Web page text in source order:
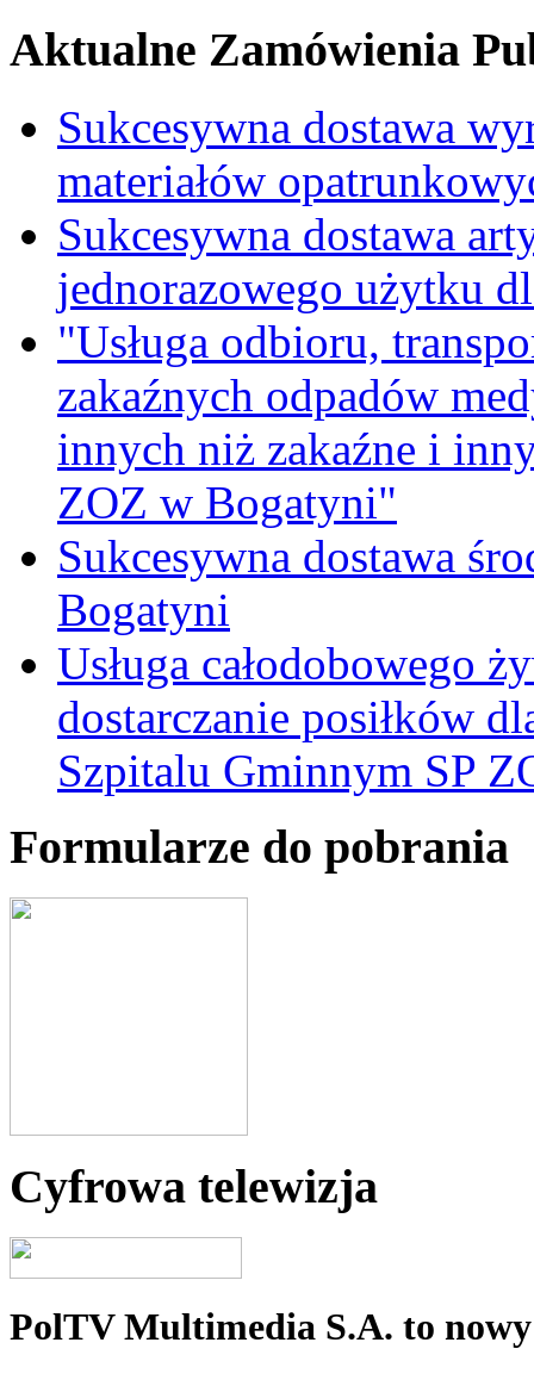
Aktualne Zamówienia
Sukcesywna dostawa
materiałów
Sukcesywna dostawa
jednorazowego użytku
"Usługa odbioru,
zakaźnych odpadów
innych niż zakaźne i
ZOZ w Bogatyni"
Sukcesywna dostawa
Bogatyni
Usługa całodobowego
dostarczanie posiłków
Szpitalu Gminnym SP
Formularze do pobrania
Cyfrowa telewizja
PolTV Multimedia S.A. to